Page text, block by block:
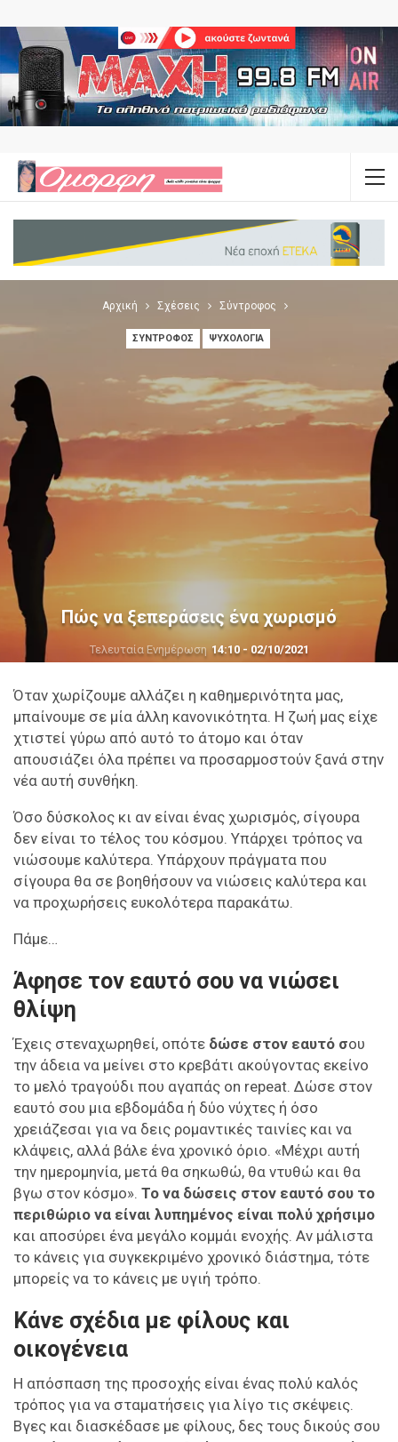
Αρχική Σχέσεις Σύντροφος
ΣΎΝΤΡΟΦΟΣ ΨΥΧΟΛΟΓΊΑ
Πώς να ξεπεράσεις ένα χωρισμό
Τελευταία Ενημέρωση 14:10 - 02/10/2021
Όταν χωρίζουμε αλλάζει η καθημερινότητα μας,
μπαίνουμε σε μία άλλη κανονικότητα. Η ζωή μας είχε
χτιστεί γύρω από αυτό το άτομο και όταν
απουσιάζει όλα πρέπει να προσαρμοστούν ξανά στην
νέα αυτή συνθήκη.
Όσο δύσκολος κι αν είναι ένας χωρισμός, σίγουρα
δεν είναι το τέλος του κόσμου. Υπάρχει τρόπος να
νιώσουμε καλύτερα. Υπάρχουν πράγματα που
σίγουρα θα σε βοηθήσουν να νιώσεις καλύτερα και
να προχωρήσεις ευκολότερα παρακάτω.
Πάμε…
Άφησε τον εαυτό σου να νιώσει
θλίψη
Έχεις στεναχωρηθεί, οπότε δώσε στον εαυτό σου
την άδεια να μείνει στο κρεβάτι ακούγοντας εκείνο
το μελό τραγούδι που αγαπάς on repeat. Δώσε στον
εαυτό σου μια εβδομάδα ή δύο νύχτες ή όσο
χρειάζεσαι για να δεις ρομαντικές ταινίες και να
κλάψεις, αλλά βάλε ένα χρονικό όριο. «Μέχρι αυτή
την ημερομηνία, μετά θα σηκωθώ, θα ντυθώ και θα
βγω στον κόσμο». Το να δώσεις στον εαυτό σου το
περιθώριο να είναι λυπημένος είναι πολύ χρήσιμο
και αποσύρει ένα μεγάλο κομμάι ενοχής. Αν μάλιστα
το κάνεις για συγκεκριμένο χρονικό διάστημα, τότε
μπορείς να το κάνεις με υγιή τρόπο.
Κάνε σχέδια με φίλους και
οικογένεια
Η απόσπαση της προσοχής είναι ένας πολύ καλός
τρόπος για να σταματήσεις για λίγο τις σκέψεις.
Βγες και διασκέδασε με φίλους, δες τους δικούς σου